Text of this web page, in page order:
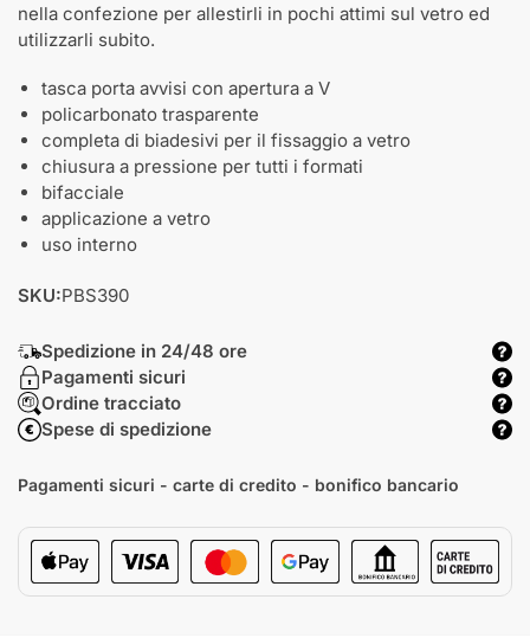
nella confezione per allestirli in pochi attimi sul vetro ed
utilizzarli subito.
tasca porta avvisi con apertura a V
policarbonato trasparente
completa di biadesivi per il fissaggio a vetro
chiusura a pressione per tutti i formati
bifacciale
applicazione a vetro
uso interno
SKU:PBS390
Spedizione in 24/48 ore
Pagamenti sicuri
Ordine tracciato
Spese di spedizione
Pagamenti sicuri - carte di credito - bonifico bancario